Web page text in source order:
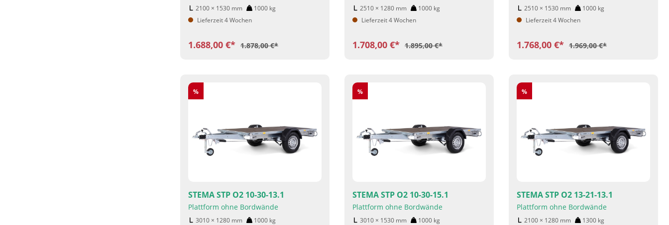
2100 × 1530 mm 1000 kg
Lieferzeit 4 Wochen
1.688,00 €* 1.878,00 €*
2510 × 1280 mm 1000 kg
Lieferzeit 4 Wochen
1.708,00 €* 1.895,00 €*
2510 × 1530 mm 1000 kg
Lieferzeit 4 Wochen
1.768,00 €* 1.969,00 €*
Rabatt
%
STEMA STP O2 10-30-13.1
Plattform ohne Bordwände
3010 × 1280 mm 1000 kg
Rabatt
%
STEMA STP O2 10-30-15.1
Plattform ohne Bordwände
3010 × 1530 mm 1000 kg
Rabatt
%
STEMA STP O2 13-21-13.1
Plattform ohne Bordwände
2100 × 1280 mm 1300 kg